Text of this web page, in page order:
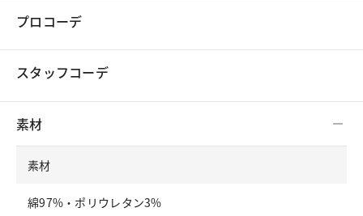
プロコーデ
スタッフコーデ
素材
素材
綿97%・ポリウレタン3%